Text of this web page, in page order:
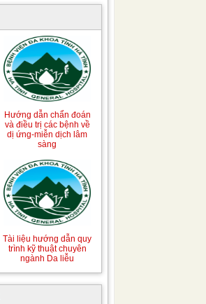
Hướng dẫn chẩn đoán
và điều trị các bệnh về
dị ứng-miễn dịch lâm
sàng
Hướng dẫn chẩn đoán
và điều trị một số bệnh
truyền nhiễm
Tài liệu hướng dẫn quy
Hướng dẫn Quy trình
kỹ thuật Nhi khoa